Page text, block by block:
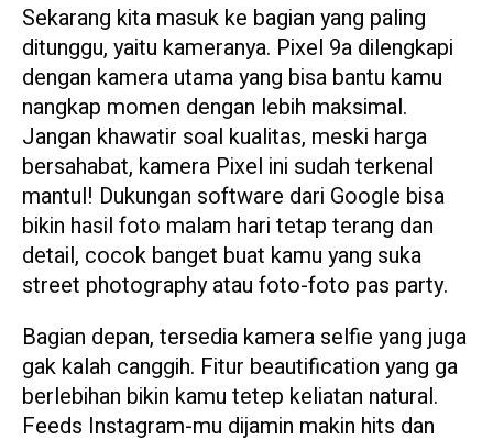
Sekarang kita masuk ke bagian yang paling
ditunggu, yaitu kameranya. Pixel 9a dilengkapi
dengan kamera utama yang bisa bantu kamu
nangkap momen dengan lebih maksimal.
Jangan khawatir soal kualitas, meski harga
bersahabat, kamera Pixel ini sudah terkenal
mantul! Dukungan software dari Google bisa
bikin hasil foto malam hari tetap terang dan
detail, cocok banget buat kamu yang suka
street photography atau foto-foto pas party.
Bagian depan, tersedia kamera selfie yang juga
gak kalah canggih. Fitur beautification yang ga
berlebihan bikin kamu tetep keliatan natural.
Feeds Instagram-mu dijamin makin hits dan